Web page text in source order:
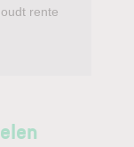
rente